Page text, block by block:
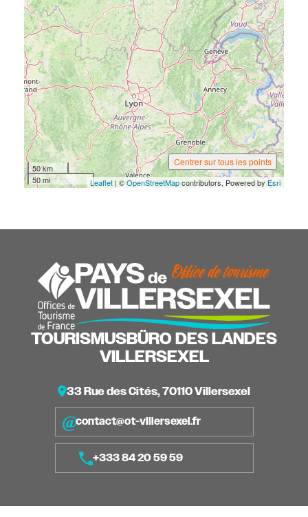
50 km
50 mi
Centrer sur tous les points
Leaflet | ©OpenStreetMapcontributors, Powered by Esri
TOURISMUSBÜRO DES LANDES
VILLERSEXEL
33 Rue des Cités, 70110 Villersexel
contact@ot-villersexel.fr
+333 84 20 59 59